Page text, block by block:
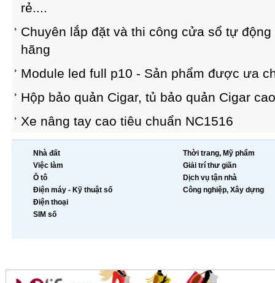
rẻ....
Chuyên lắp đặt và thi công cửa sổ tự
hãng
Module led full p10 - Sản phẩm được ưa
Hộp bảo quản Cigar, tủ bảo quản Cigar
Xe nâng tay cao tiêu chuẩn NC1516
Nhà đất
Việc làm
Ô tô
Điện máy - Kỹ thuật số
Điện thoại
SIM số
Thời trang, Mỹ phẩm
Giải trí thư giãn
Dịch vụ tận nhà
Công nghiệp, Xây dựng